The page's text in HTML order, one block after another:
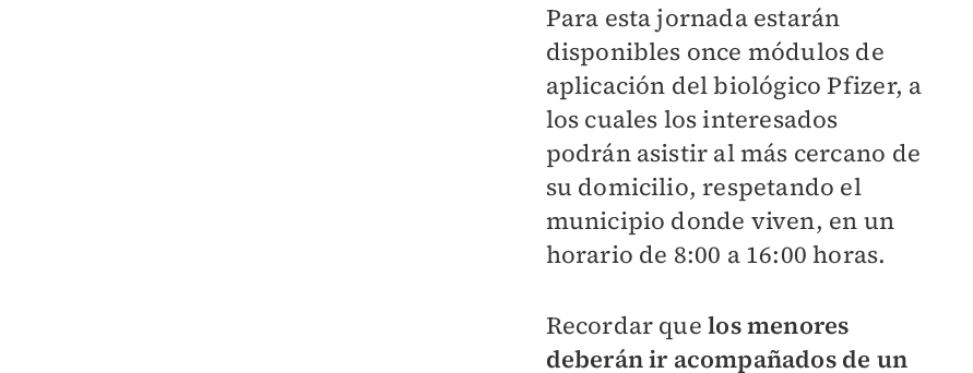
Para esta jornada estarán
disponibles once módulos de
aplicación del biológico Pfizer, a
los cuales los interesados
podrán asistir al más cercano de
su domicilio, respetando el
municipio donde viven, en un
horario de 8:00 a 16:00 horas.
Recordar quelos menores
deberán ir acompañados de un